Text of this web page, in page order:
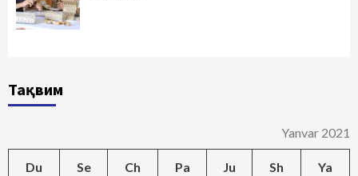
Тақвим
Yanvar 2021
Du Se Ch Pa Ju Sh Ya